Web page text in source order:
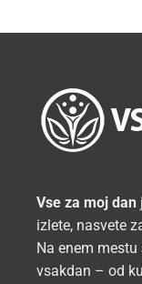
Vse za moj dan
izlete, nasvete
Na enem
vsakdan – od